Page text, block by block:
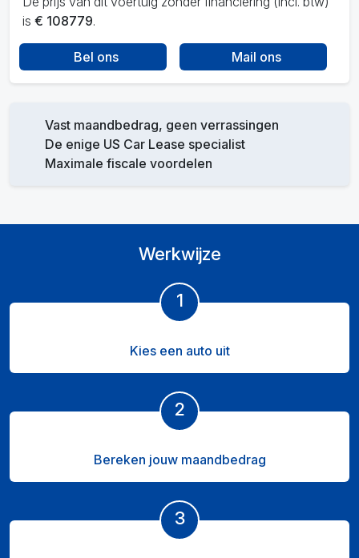
is € 108779.
Bel ons Mail ons
Vast maandbedrag, geen verrassingen
De enige US Car Lease specialist
Maximale fiscale voordelen
Werkwijze
1
Kies een auto uit
2
Bereken jouw maandbedrag
3